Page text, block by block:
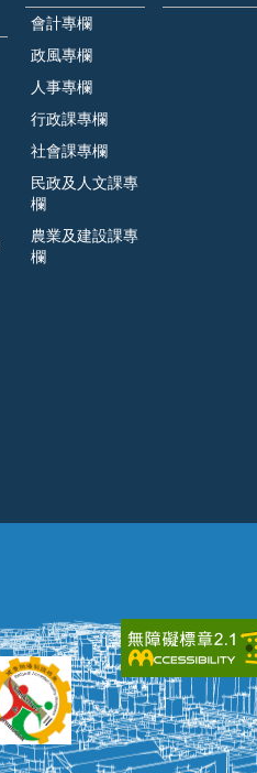
會計專欄
政風專欄
人事專欄
行政課專欄
社會課專欄
民政及人文課專
欄
農業及建設課專
欄